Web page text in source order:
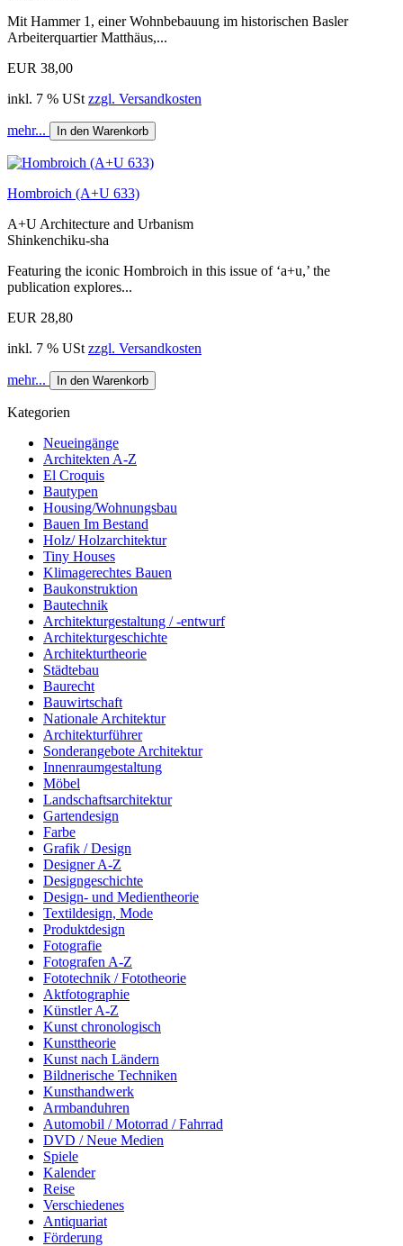
Mit Hammer 1, einer Wohnbebauung im historischen Basler
Arbeiterquartier Matthäus,...
EUR 38,00
inkl. 7 % USt zzgl. Versandkosten
mehr... In den Warenkorb
Hombroich (A+U 633)
A+U Architecture and Urbanism
Shinkenchiku-sha
Featuring the iconic Hombroich in this issue of ‘a+u,’ the
publication explores...
EUR 28,80
inkl. 7 % USt zzgl. Versandkosten
mehr... In den Warenkorb
Kategorien
Neueingänge
Architekten A-Z
El Croquis
Bautypen
Housing/Wohnungsbau
Bauen Im Bestand
Holz/ Holzarchitektur
Tiny Houses
Klimagerechtes Bauen
Baukonstruktion
Bautechnik
Architekturgestaltung / -entwurf
Architekturgeschichte
Architekturtheorie
Städtebau
Baurecht
Bauwirtschaft
Nationale Architektur
Architekturführer
Sonderangebote Architektur
Innenraumgestaltung
Möbel
Landschaftsarchitektur
Gartendesign
Farbe
Grafik / Design
Designer A-Z
Designgeschichte
Design- und Medientheorie
Textildesign, Mode
Produktdesign
Fotografie
Fotografen A-Z
Fototechnik / Fototheorie
Aktfotographie
Künstler A-Z
Kunst chronologisch
Kunsttheorie
Kunst nach Ländern
Bildnerische Techniken
Kunsthandwerk
Armbanduhren
Automobil / Motorrad / Fahrrad
DVD / Neue Medien
Spiele
Kalender
Reise
Verschiedenes
Antiquariat
Förderung